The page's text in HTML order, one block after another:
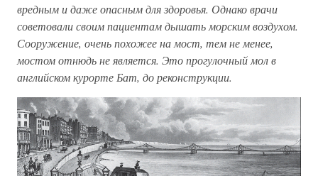
вредным и даже опасным для здоровья. Однако врачи
советовали своим пациентам дышать морским воздухом.
Сооружение, очень похожее на мост, тем не менее,
мостом отнюдь не является. Это прогулочный мол в
английском курорте Бат, до реконструкции.